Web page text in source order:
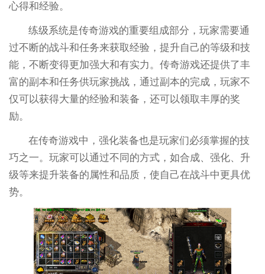
心得和经验。
练级系统是传奇游戏的重要组成部分，玩家需要通
过不断的战斗和任务来获取经验，提升自己的等级和技
能，不断变得更加强大和有实力。传奇游戏还提供了丰
富的副本和任务供玩家挑战，通过副本的完成，玩家不
仅可以获得大量的经验和装备，还可以领取丰厚的奖
励。
在传奇游戏中，强化装备也是玩家们必须掌握的技
巧之一。玩家可以通过不同的方式，如合成、强化、升
级等来提升装备的属性和品质，使自己在战斗中更具优
势。